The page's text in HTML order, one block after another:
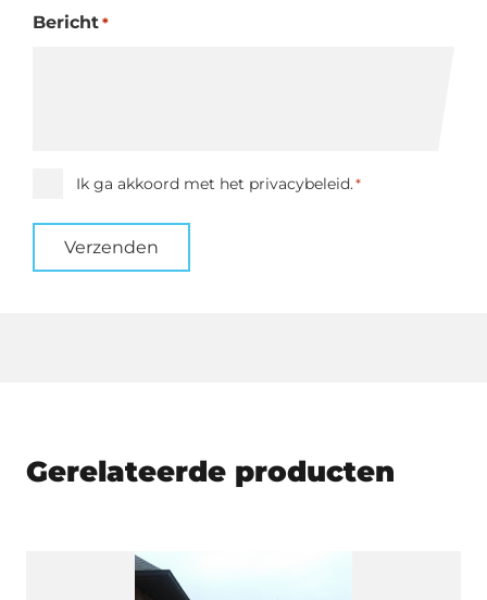
Bericht *
Instemming
Ik ga akkoord met het privacybeleid.*
Verzenden
Gerelateerde producten